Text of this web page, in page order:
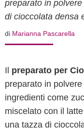
preparato in
di cioccolata densa
di Marianna Pascarella
Il preparato per
preparato in
ingredienti come
miscelato con il
una tazza di